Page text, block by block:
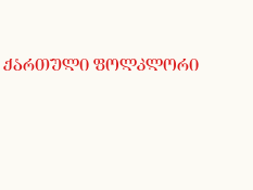
ქართული ფოლკლორი